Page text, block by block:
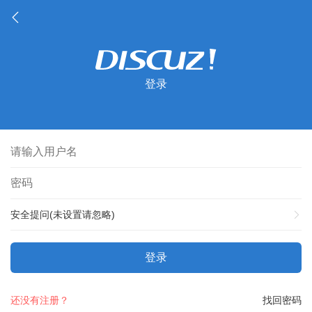
登录
安全提问(未设置请忽略)
登录
找回密码
还没有注册？